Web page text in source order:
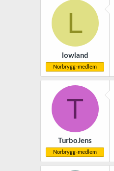
L
lowland
Norbrygg-medlem
T
TurboJens
Norbrygg-medlem